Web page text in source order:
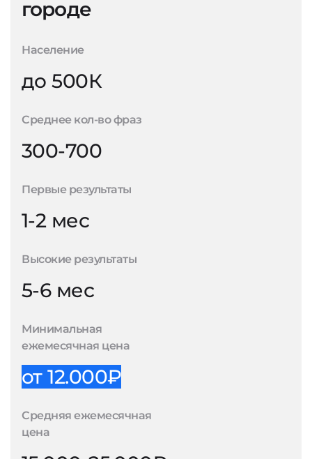
городе
Население
до 500К
Среднее кол-во фраз
300-700
Первые результаты
1-2 мес
Высокие результаты
5-6 мес
Минимальная
ежемесячная цена
от 12.000₽
Средняя ежемесячная
цена